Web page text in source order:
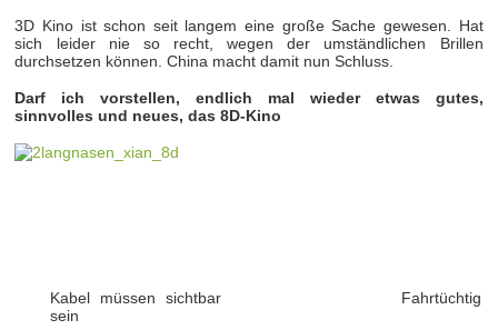
3D Kino ist schon seit langem eine große Sache gewesen. Hat
sich leider nie so recht, wegen der umständlichen Brillen
durchsetzen können. China macht damit nun Schluss.
Darf ich vorstellen, endlich mal wieder etwas gutes,
sinnvolles und neues, das 8D-Kino
Kabel müssen sichtbar
sein
Fahrtüchtig